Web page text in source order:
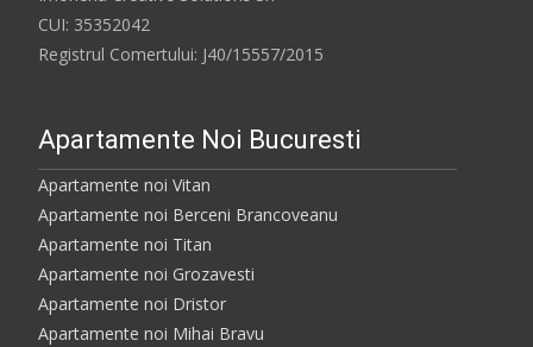
CUI: 35352042
Registrul Comertului: J40/15557/2015
Apartamente Noi Bucuresti
Apartamente noi Vitan
Apartamente noi Berceni Brancoveanu
Apartamente noi Titan
Apartamente noi Grozavesti
Apartamente noi Dristor
Apartamente noi Mihai Bravu